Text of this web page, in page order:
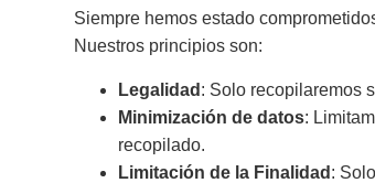
Siempre hemos estado
Nuestros principios son:
Legalidad : Solo recopilaremos
Minimización de datos:
recopilado.
Limitación de la Finalidad :